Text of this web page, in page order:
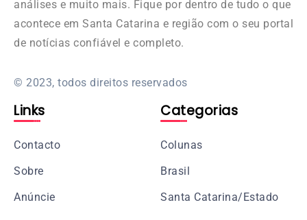
análises e muito mais. Fique por dentro de tudo o que
acontece em Santa Catarina e região com o seu portal
de notícias confiável e completo.
© 2023, todos direitos reservados
Links
Contacto
Sobre
Anúncie
Categorias
Colunas
Brasil
Santa Catarina/Estado